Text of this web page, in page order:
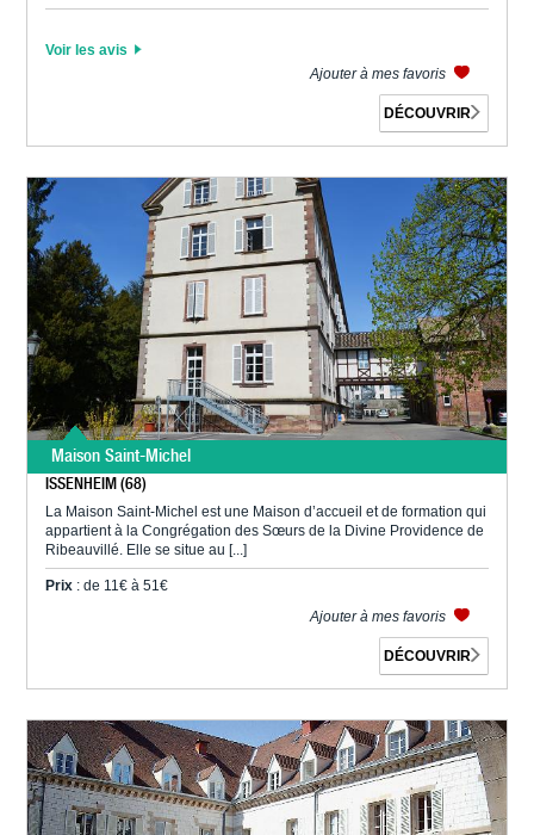
Voir les avis
Ajouter à mes favoris
DÉCOUVRIR
Maison Saint-Michel
ISSENHEIM (68)
La Maison Saint-Michel est une Maison d’accueil et de formation qui
appartient à la Congrégation des Sœurs de la Divine Providence de
Ribeauvillé. Elle se situe au [...]
Prix : de 11€ à 51€
Ajouter à mes favoris
DÉCOUVRIR